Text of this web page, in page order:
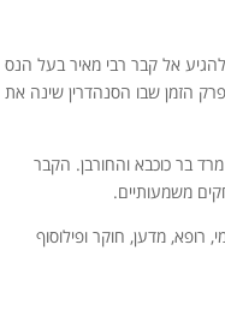
אל קבר רבי מאיר בעל הנס
הזמן שבו הסנהדרין שינה את
בר כוכבא והחורבן. הקבר
משמעותיים.
מדען, חוקר ופילוסוף